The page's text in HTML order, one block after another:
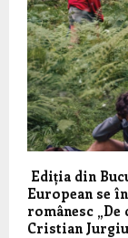
Ediția din
European se
românesc
Cristian Jurgiu